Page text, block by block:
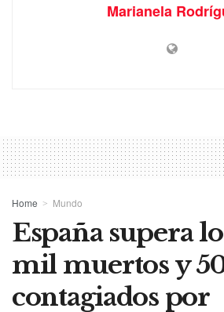
Marianela
Home Mundo
España supera
mil muertos y
contagiados por